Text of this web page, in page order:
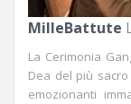
MilleBattute
La Cerimonia
Dea del più
emozionanti